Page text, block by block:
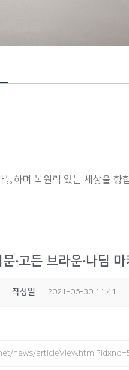
하며 복원력 있는 세상을 향
‧고든 브라운‧나딤
작성일 2021-06-30 11:41
news/